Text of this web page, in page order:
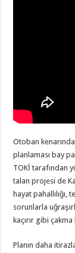
Otoban
planlaması bay
TOKİ tarafından
talan projesi de
hayat pahallılığı,
sorunlarla
kaçırır gibi çakma
Planın daha